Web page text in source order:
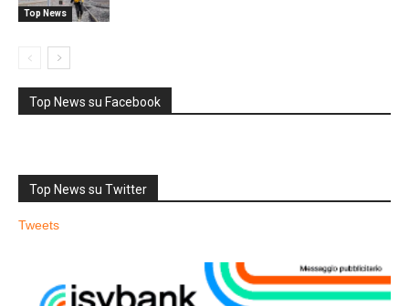
Top News
Top News su Facebook
Top News su Twitter
Tweets